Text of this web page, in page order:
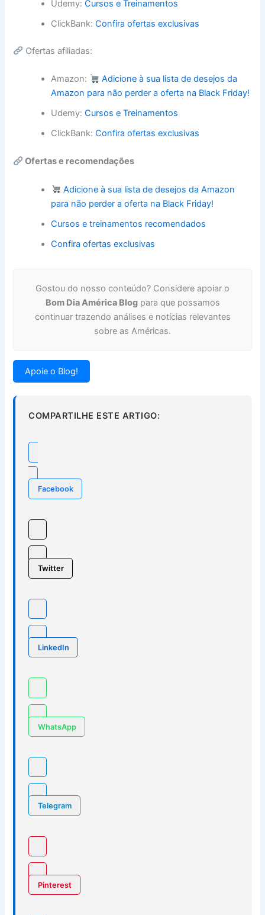
Udemy:Cursos e Treinamentos
ClickBank:Confira ofertas exclusivas
Ofertas afiliadas:
Amazon:
Adicione à sua lista de desejos da
Amazon para não perder a oferta na Black Friday!
Udemy:Cursos e Treinamentos
ClickBank:Confira ofertas exclusivas
Ofertas e recomendações
Adicione à sua lista de desejos da Amazon
para não perder a oferta na Black Friday!
Cursos e treinamentos recomendados
Confira ofertas exclusivas
Gostou do nosso conteúdo? Considere apoiar o
Bom Dia América Blogpara que possamos
continuar trazendo análises e notícias relevantes
sobre as Américas.
Apoie o Blog!
COMPARTILHE ESTE ARTIGO:
Facebook
Twitter
LinkedIn
WhatsApp
Telegram
Pinterest